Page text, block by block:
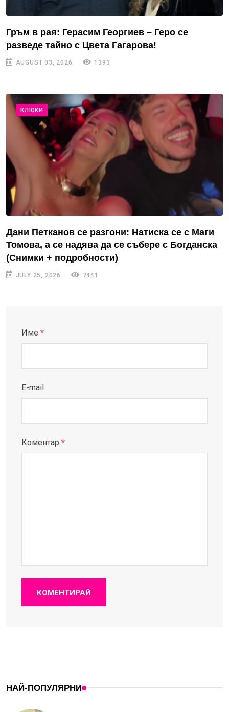
Гръм в рая: Герасим Георгиев – Геро се
разведе тайно с Цвета Гагарова!
AUGUST 03, 2026 1393
КЛЮКИ
Дани Петканов се разгони: Натиска се с Маги
Томова, а се надява да се събере с Богданска
(Снимки + подробности)
JULY 25, 2026 7441
Име *
E-mail
Коментар *
КОМЕНТИРАЙ
НАЙ-ПОПУЛЯРНИ